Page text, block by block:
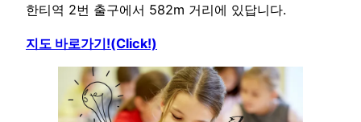
한티역 2번 출구에서 582m 거리에 있답니다.
지도 바로가기!(Click!)